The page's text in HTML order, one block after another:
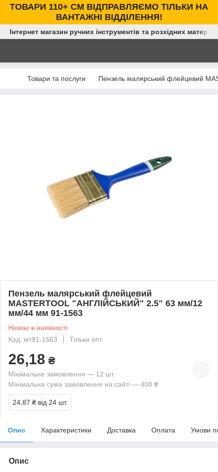
ТОВАРИ 110+ СМ ВІДПРАВЛЯЄМО ТІЛЬКИ НА
ВАНТАЖНІ ВІДДІЛЕННЯ!
Інтернет магазин ручних інструментів та розхідних
Товари та послуги Пензель малярський флейцевий
Пензель малярський флейцевий
MASTERTOOL "АНГЛІЙСЬКИЙ" 2.5" 63 мм/12
мм/44 мм 91-1563
Немає в наявності
Код: мт91-1563
Тільки опт
26,18 ₴
Мінімальне замовлення — 12 шт.
Мінімальна сума замовлення на сайті — 400 ₴
24,87 ₴ від 24 шт.
Опис Характеристики Доставка Оплата Умови
Опис